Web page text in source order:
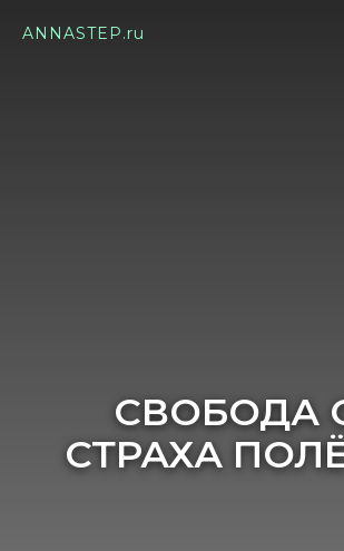
ANNASTEP.ru
СВОБОДА
СТРАХА